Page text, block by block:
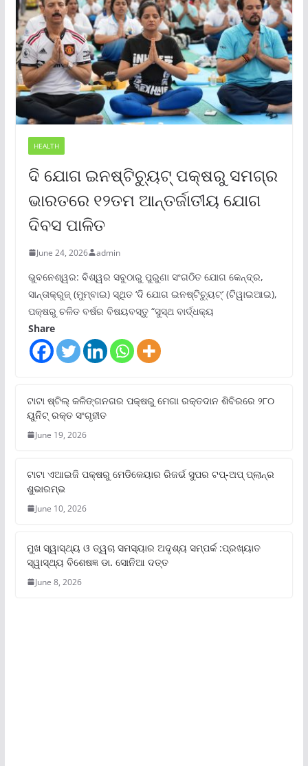
HEALTH
ଦି ଯୋଗ ଇନଷ୍ଟିଚ୍ୟୁଟ୍ ପକ୍ଷରୁ ସମଗ୍ର
ଭାରତରେ ୧୨ତମ ଆନ୍ତର୍ଜାତୀୟ ଯୋଗ
ଦିବସ ପାଳିତ
June 24, 2026 admin
ଭୁବନେଶ୍ୱର: ବିଶ୍ୱର ସବୁଠାରୁ ପୁରୁଣା ସଂଗଠିତ ଯୋଗ କେନ୍ଦ୍ର,
ସାନ୍ତାକ୍ରୁଜ୍ (ମୁମ୍ବାଇ) ସ୍ଥିତ ‘ଦି ଯୋଗ ଇନଷ୍ଟିଚ୍ୟୁଟ୍‌’ (ଟିୱାଇଆଇ),
ପକ୍ଷରୁ ଚଳିତ ବର୍ଷର ବିଷୟବସ୍ତୁ “ସୁସ୍ଥ ବାର୍ଦ୍ଧକ୍ୟ
Share
ଟାଟା ଷ୍ଟିଲ୍‌ କଳିଙ୍ଗନଗର ପକ୍ଷରୁ ମେଗା ରକ୍ତଦାନ ଶିବିରରେ ୨୮୦
ୟୁନିଟ୍‌ ରକ୍ତ ସଂଗୃହୀତ
June 19, 2026
ଟାଟା ଏଆଇଜି ପକ୍ଷରୁ ମେଡିକେୟାର ରିଜର୍ଭ ସୁପର ଟପ୍‌-ଅପ୍ ପ୍ଲାନ୍‌ର
ଶୁଭାରମ୍ଭ
June 10, 2026
ମୁଖ ସ୍ୱାସ୍ଥ୍ୟ ଓ ତ୍ୱଚା ସମସ୍ୟାର ଅଦୃଶ୍ୟ ସମ୍ପର୍କ :ପ୍ରଖ୍ୟାତ
ସ୍ୱାସ୍ଥ୍ୟ ବିଶେଷଜ୍ଞ ଡା. ସୋନିଆ ଦତ୍ତ
June 8, 2026